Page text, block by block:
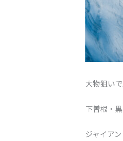
大物狙い
下曽根・
ジャイア